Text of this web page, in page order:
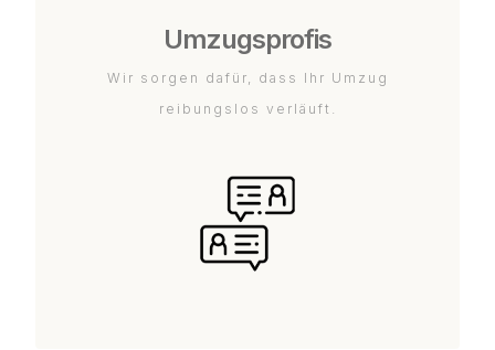
Umzugsprofis
Wir sorgen dafür, dass Ihr Umzug
reibungslos verläuft.